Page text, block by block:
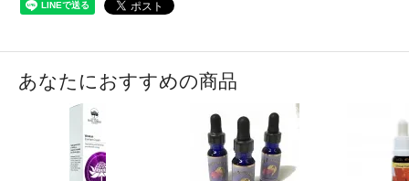
あなたにおすすめの商品